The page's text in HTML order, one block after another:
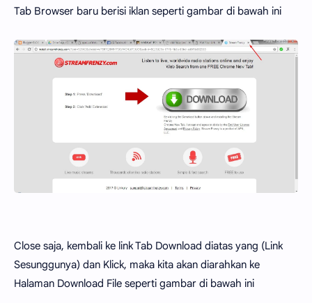
Tab Browser baru berisi iklan seperti gambar di bawah ini
Close saja, kembali ke link Tab Download diatas yang (Link
Sesunggunya) dan Klick, maka kita akan diarahkan ke
Halaman Download File seperti gambar di bawah ini